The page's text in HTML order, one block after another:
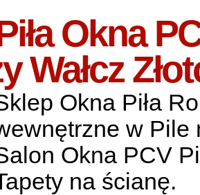
Okna
Wałcz
Okna Piła
w Pile
Okna PCV
na ścianę.